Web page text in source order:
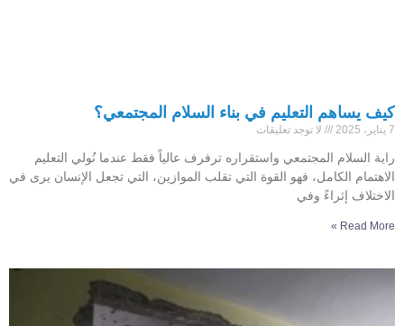
كيف يساهم التعليم في بناء السلام المجتمعي؟
7 يناير، 2025 لا توجد تعليقات
راية السلام المجتمعي واستقراره ترفرف عالياً فقط عندما نُولي التعليم
الاهتمام الكامل، فهو القوة التي تقلب الموازين، التي تجعل الإنسان يرى في
الاختلاف إثراءً وفي
Read More »